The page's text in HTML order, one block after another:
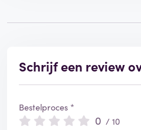
Schrijf een review
Bestelproces *
0 / 10